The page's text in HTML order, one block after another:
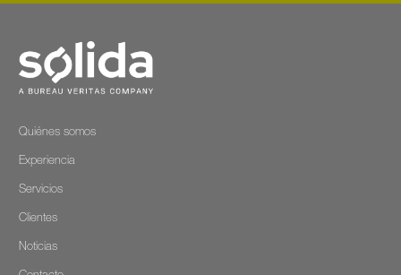
Quiénes somos
Experiencia
Servicios
Clientes
Noticias